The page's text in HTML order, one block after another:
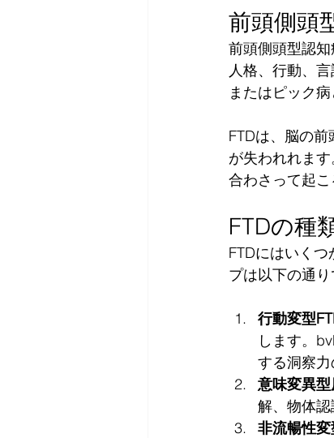
前頭側頭
前頭側頭型認
人格、行動、
またはピック
FTDは、脳の
が失われれま
合わさって起こ
FTDの種
FTDにはいく
プは以下の通り
行動変型
します。
する洞察力
意味変異型
解、物体認
非流暢性変